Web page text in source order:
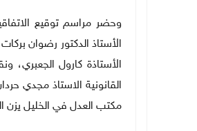
وحضر مراسم توقيع
الأستاذ الدكتور رضوان
الأستاذة كارول الجعبري،
القانونية الاستاذ مجدي
مكتب العدل في الخليل يزن